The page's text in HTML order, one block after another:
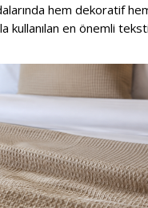
hem dekoratif
kullanılan en önemli